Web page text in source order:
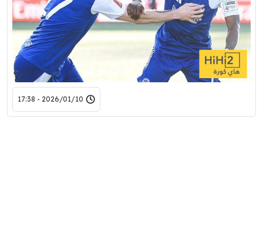
2026/01/10 - 17:38